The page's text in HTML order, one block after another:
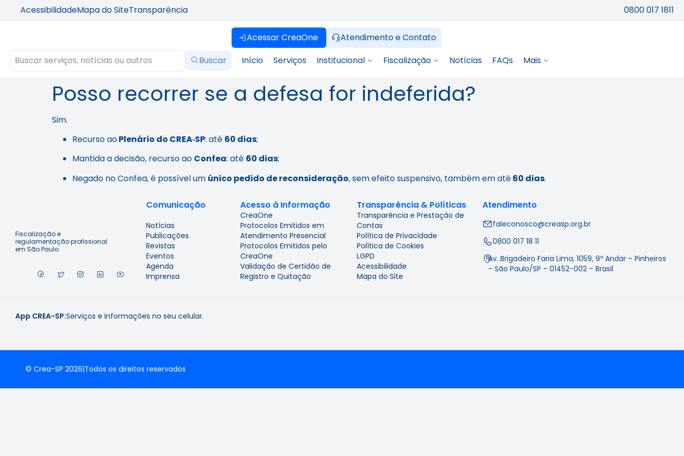
AcessibilidadeMapa do SiteTransparência 0800 017 1811
Acessar CreaOne
Atendimento e Contato
Buscar
Início Serviços Institucional Fiscalização Notícias FAQs Mais
Posso recorrer se a defesa for indeferida?
Sim.
Recurso aoPlenário do CREA‑SP: até 60 dias;
Mantida a decisão, recurso ao Confea: até 60 dias;
Negado no Confea, é possível um único pedido de reconsideração, sem efeito suspensivo, também em até60 dias.
Fiscalização e
regulamentação profissional
em São Paulo.
Comunicação
Notícias
Publicações
Revistas
Eventos
Agenda
Imprensa
Acesso à Informação
CreaOne
Protocolos Emitidos em
Atendimento Presencial
Protocolos Emitidos pelo
CreaOne
Validação de Certidão de
Registro e Quitação
Transparência & Políticas
Transparência e Prestação de
Contas
Política de Privacidade
Política de Cookies
LGPD
Acessibilidade
Mapa do Site
Atendimento
faleconosco@creasp.org.br
0800 017 18 11
Av. Brigadeiro Faria Lima, 1059, 9º Andar – Pinheiros
– São Paulo/SP – 01452-002 – Brasil
App CREA-SP:Serviços e informações no seu celular.
© Crea-SP 2026|Todos os direitos reservados